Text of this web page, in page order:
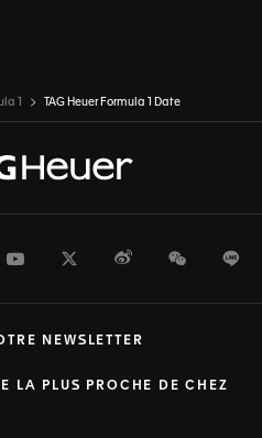
1 TAG Heuer Formula 1 Date
YoutubeTwitterWeiboWeChat
LA PLUS PROCHE DE CHEZ
NEWSLETTER